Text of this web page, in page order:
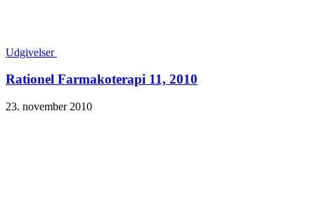
Udgivelser
Rationel Farmakoterapi 11, 2010
23. november 2010